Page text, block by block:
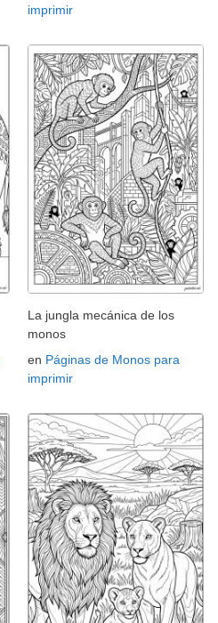
imprimir
La jungla mecánica de los
monos
en Páginas de Monos para
imprimir